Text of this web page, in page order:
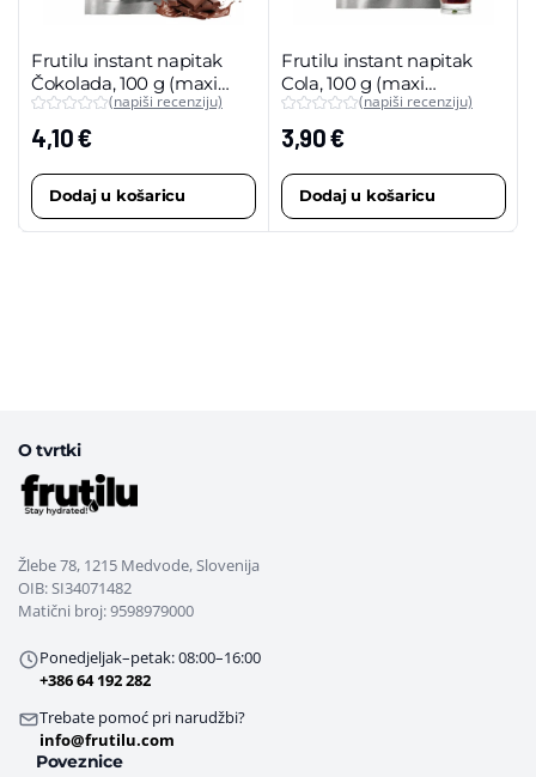
Frutilu instant napitak
Čokolada, 100 g (maxi
pakiranje)(napiši recenziju)
4,10€
Dodaj u košaricu
Frutilu instant napitak
Cola, 100 g (maxi
pakiranje)(napiši recenziju)
3,90€
Dodaj u košaricu
O tvrtki
Žlebe 78, 1215 Medvode, Slovenija
OIB: SI34071482
Matični broj: 9598979000
Ponedjeljak–petak: 08:00–16:00
+386 64 192 282
Trebate pomoć pri narudžbi?
info@frutilu.com
Poveznice